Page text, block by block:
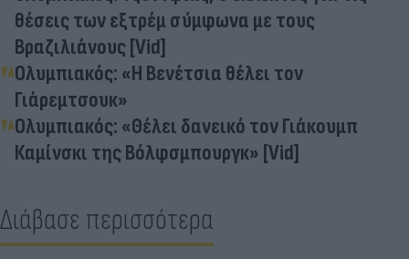
θέσεις των εξτρέμ σύμφωνα με τους
Βραζιλιάνους [Vid]
Ολυμπιακός: «Η Βενέτσια θέλει τον
Γιάρεμτσουκ»
Ολυμπιακός: «Θέλει δανεικό τον Γιάκουμπ
Καμίνσκι της Βόλφσμπουργκ» [Vid]
Διάβασε περισσότερα